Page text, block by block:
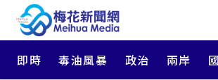
即時 毒油風暴 政治 兩岸